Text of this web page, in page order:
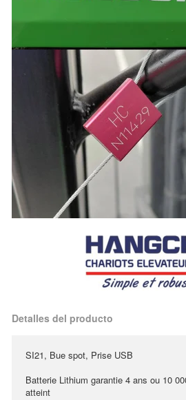
Detalles del producto
SI21, Bue spot, Prise USB
Batterie Lithium garantie 4 ans ou 10
atteint